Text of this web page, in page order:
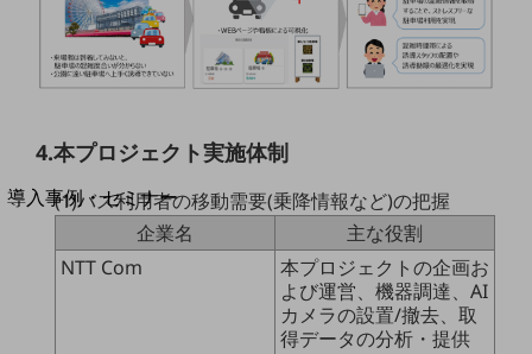
回線・ネットワーク
お手続き
別ウィンドウで開きます
導入事例・セミナー
導入事例TOP
最新の導入事例や注目の導入事例をご紹介します
開催・出展する各種セミナー、イベント情報をご紹介します
4.本プロジェクト実施体制
(1)バス利用者の移動需要(乗降情報など)の把握
企業名
主な役割
NTT Com
本プロジェクトの企画お
よび運営、機器調達、AI
カメラの設置/撤去、取
得データの分析・提供